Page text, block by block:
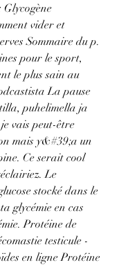
vider et
Sommaire du p.
pour le sport,
le plus sain au
La pause
puhelimella ja
vais peut-être
mais y&#39;a un
Ce serait cool
Le
stocké dans le
glycémie en cas
Protéine de
testicule -
en ligne Protéine